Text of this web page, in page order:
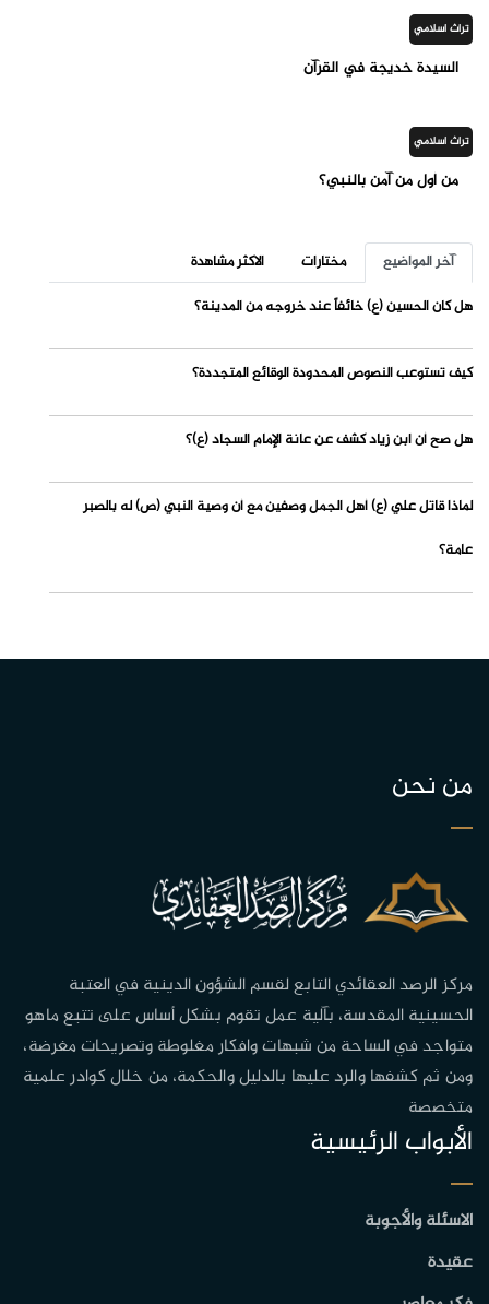
تراث اسلامي
السيدة خديجة في القرآن
تراث اسلامي
من أول من آمن بالنبي؟
آخر المواضيع مختارات
الاكثر مشاهدة
هل كان الحسين (ع) خائفاً عند خروجه من المدينة؟
كيف تستوعب النصوص المحدودة الوقائع المتجددة؟
هل صح أن ابن زياد كشف عن عانة الإمام السجاد (ع)؟
لماذا قاتل علي (ع) أهل الجمل وصفين مع أن وصية النبي (ص) له بالصبر
عامة؟
من نحن
مركز الرصد العقائدي التابع لقسم الشؤون الدينية في العتبة
الحسينية المقدسة، بآلية عمل تقوم بشكل أساس على تتبع ماهو
متواجد في الساحة من شبهات وافكار مغلوطة وتصريحات مغرضة،
ومن ثم كشفها والرد عليها بالدليل والحكمة، من خلال كوادر علمية
متخصصة
الأبواب الرئيسية
الاسئلة والأجوبة
عقيدة